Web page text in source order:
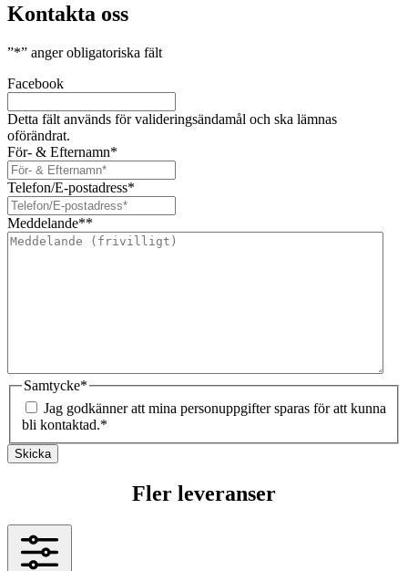
Kontakta oss
”*” anger obligatoriska fält
Facebook
Detta fält används för valideringsändamål och ska lämnas
oförändrat.
För- & Efternamn*
Telefon/E-postadress*
Meddelande**
Samtycke*
Jag godkänner att mina personuppgifter sparas för att kunna
bli kontaktad.*
Skicka
Fler leveranser